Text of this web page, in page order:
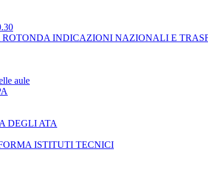
INDICAZIONI NAZIONALI E
aule
DEGLI ATA
ISTITUTI TECNICI